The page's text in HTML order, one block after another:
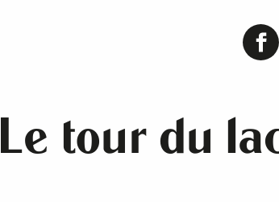
Le tour du